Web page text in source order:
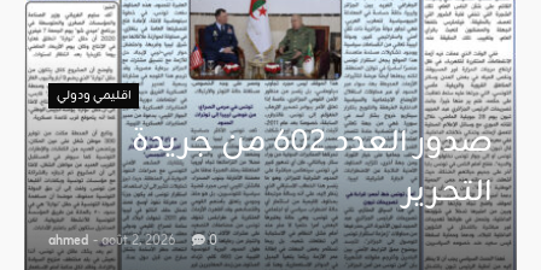
اقليمي ودولي
صدور العدد 602 من جريدة
التحرير
ahmed - août 2, 2026 0